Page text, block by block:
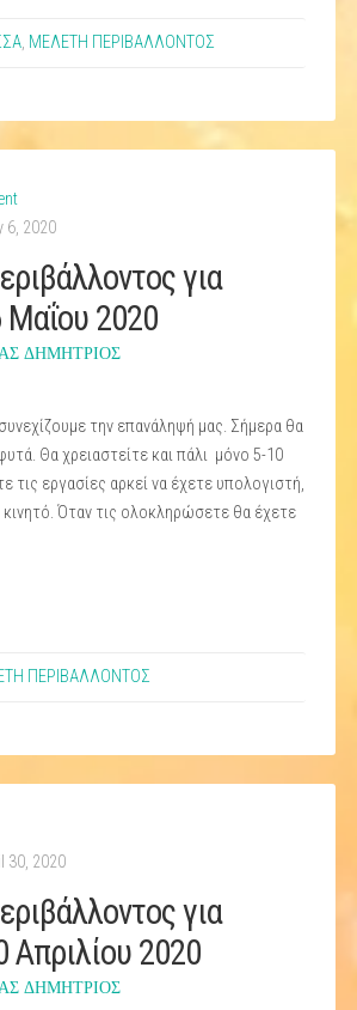
, ΜΕΛΕΤΗ ΠΕΡΙΒΑΛΛΟΝΤΟΣ
6, 2020
για
Μαΐου 2020
ΔΗΜΗΤΡΙΟΣ
την επανάληψή μας. Σήμερα θα
Θα χρειαστείτε και πάλι μόνο 5-10
τις εργασίες αρκεί να έχετε υπολογιστή,
Όταν τις ολοκληρώσετε θα έχετε
ΠΕΡΙΒΑΛΛΟΝΤΟΣ
30, 2020
για
Απριλίου 2020
ΔΗΜΗΤΡΙΟΣ